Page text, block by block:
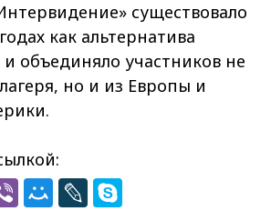
существовало
как альтернатива
объединяло участников не
но и из Европы и